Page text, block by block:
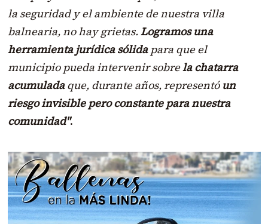
la seguridad y el ambiente de nuestra villa
balnearia, no hay grietas.Logramos una
herramienta jurídica sólidapara que el
municipio pueda intervenir sobrela chatarra
acumuladaque, durante años, representóun
riesgo invisible pero constante para nuestra
comunidad".